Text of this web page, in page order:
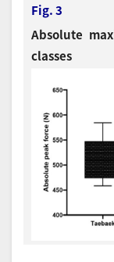
Fig. 3
Absolute
classes